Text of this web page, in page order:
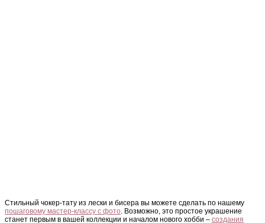
Стильный чокер-тату из лески и бисера вы можете сделать по нашему
пошаговому мастер-классу с фото. Возможно, это простое украшение
станет первым в вашей коллекции и началом нового хобби – создания